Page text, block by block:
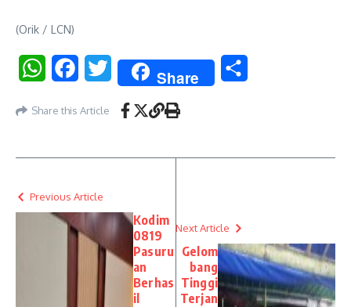
(Orik / LCN)
WhatsAppFacebookTwitter Share
Share this Article
Previous Article
Kodim
0819
Pasuru
an
Berhas
il
Next Article
Gelom
bang
Tinggi
Terjan